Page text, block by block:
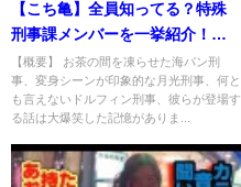
【こち亀】全員知ってる？特殊
刑事課メンバーを一挙紹介！！
【ゆっくり解説】
【概要】 お茶の間を凍らせた海パン刑
事、変身シーンが印象的な月光刑事、何と
も言えないドルフィン刑事、彼らが登場す
る話は大爆笑した記憶がありま...